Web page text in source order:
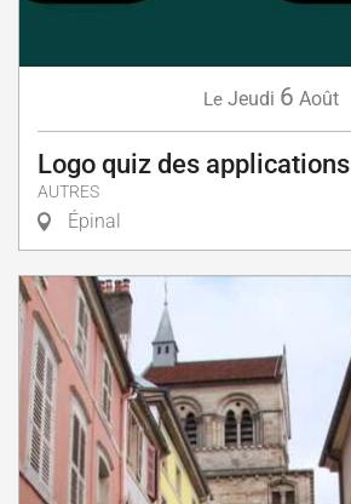
Le Jeudi 6 Août
Logo quiz des applications
AUTRES
Épinal